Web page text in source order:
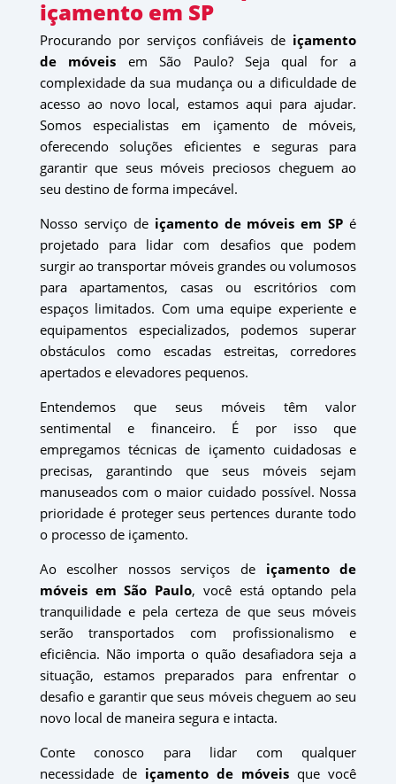
içamento em SP
Procurando por serviços confiáveis de içamento
de móveis em São Paulo? Seja qual for a
complexidade da sua mudança ou a dificuldade de
acesso ao novo local, estamos aqui para ajudar.
Somos especialistas em içamento de móveis,
oferecendo soluções eficientes e seguras para
garantir que seus móveis preciosos cheguem ao
seu destino de forma impecável.
Nosso serviço de içamento de móveis em SP é
projetado para lidar com desafios que podem
surgir ao transportar móveis grandes ou volumosos
para apartamentos, casas ou escritórios com
espaços limitados. Com uma equipe experiente e
equipamentos especializados, podemos superar
obstáculos como escadas estreitas, corredores
apertados e elevadores pequenos.
Entendemos que seus móveis têm valor
sentimental e financeiro. É por isso que
empregamos técnicas de içamento cuidadosas e
precisas, garantindo que seus móveis sejam
manuseados com o maior cuidado possível. Nossa
prioridade é proteger seus pertences durante todo
o processo de içamento.
Ao escolher nossos serviços de içamento de
móveis em São Paulo, você está optando pela
tranquilidade e pela certeza de que seus móveis
serão transportados com profissionalismo e
eficiência. Não importa o quão desafiadora seja a
situação, estamos preparados para enfrentar o
desafio e garantir que seus móveis cheguem ao seu
novo local de maneira segura e intacta.
Conte conosco para lidar com qualquer
necessidade de içamento de móveis que você